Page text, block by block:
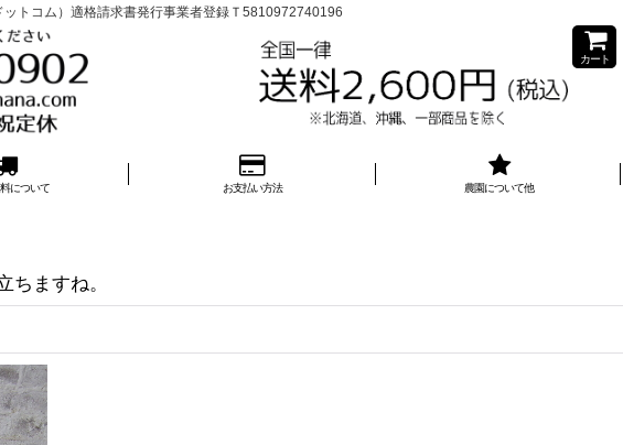
トコム）適格請求書発行事業者登録Ｔ5810972740196
カート
について お支払い方法 農園について他
ますね。